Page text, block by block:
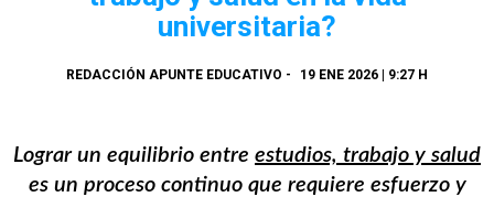
universitaria?
REDACCIÓN APUNTE EDUCATIVO - 19 ENE 2026 | 9:27 H
Lograr un equilibrio entre estudios, trabajo y salud
es un proceso continuo que requiere esfuerzo y